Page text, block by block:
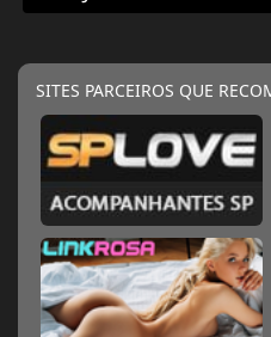
SITES PARCEIROS QUE